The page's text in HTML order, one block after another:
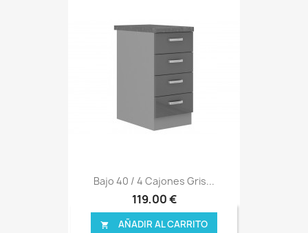
Bajo 40 / 4 Cajones Gris...
119,00 €
 AÑADIR AL CARRITO